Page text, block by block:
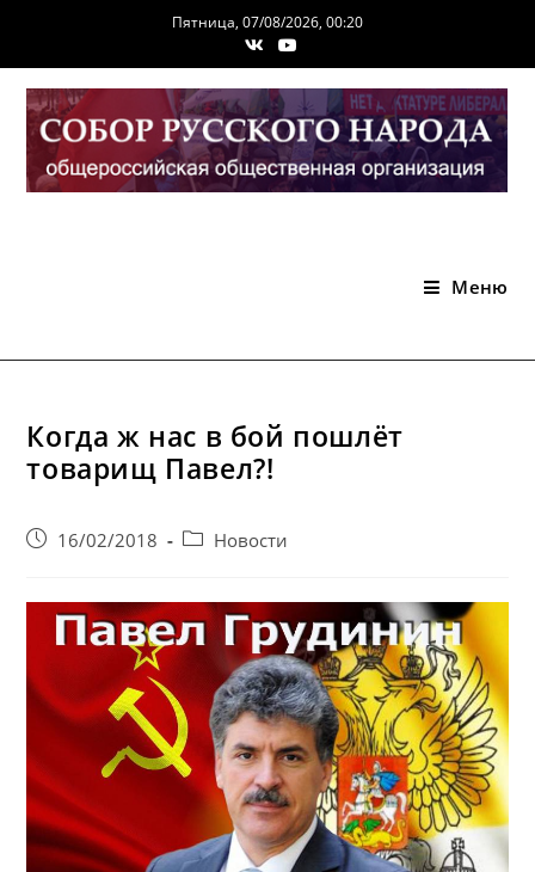
содержимому
Пятница, 07/08/2026, 00:20
Меню
Когда ж нас в бой пошлёт
товарищ Павел?!
Запись16/02/2018
PostНовости